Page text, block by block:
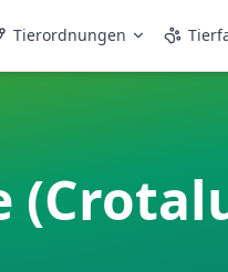
Tierordnungen